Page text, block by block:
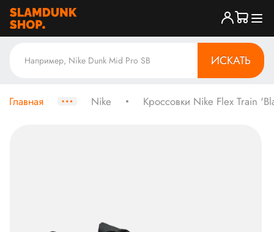
ИСКАТЬ
Главная Nike Кроссовки Nike Flex Train